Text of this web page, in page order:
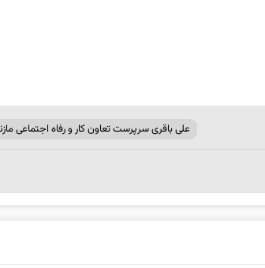
علی باقری سرپرست تعاون کار و رفاه اجتماعی